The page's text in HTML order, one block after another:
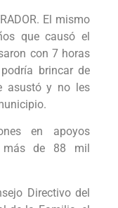
El mismo
que causó el
con 7 horas
brincar de
asustó y no les
en apoyos
más de 88 mil
Directivo del